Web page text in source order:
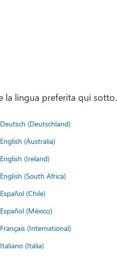
la lingua preferita qui sotto.
Deutsch (Deutschland)
English (Australia)
English (Ireland)
English (South Africa)
Español (Chile)
Español (México)
Français (International)
Italiano (Italia)